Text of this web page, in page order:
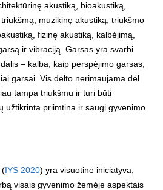
akustiką, bioakustiką,
muzikinę akustiką, triukšmo
fizinę akustiką, kalbėjimą,
ir vibraciją. Garsas yra svarbi
– kalba, kaip per­spėjimo garsas,
garsai. Vis dėlto nerimaujama dėl
tampa triukšmu ir turi būti
užtikrinta priimtina ir saugi gyvenimo
(IYS 2020) yra visuotinė iniciatyva,
visais gy­venimo žemėje aspektais